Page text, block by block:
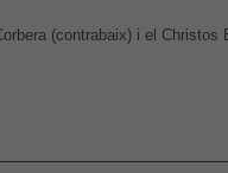
(contrabaix) i el Christos